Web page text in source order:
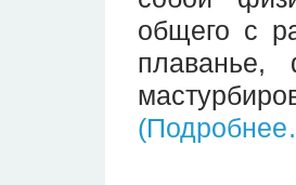
общего с